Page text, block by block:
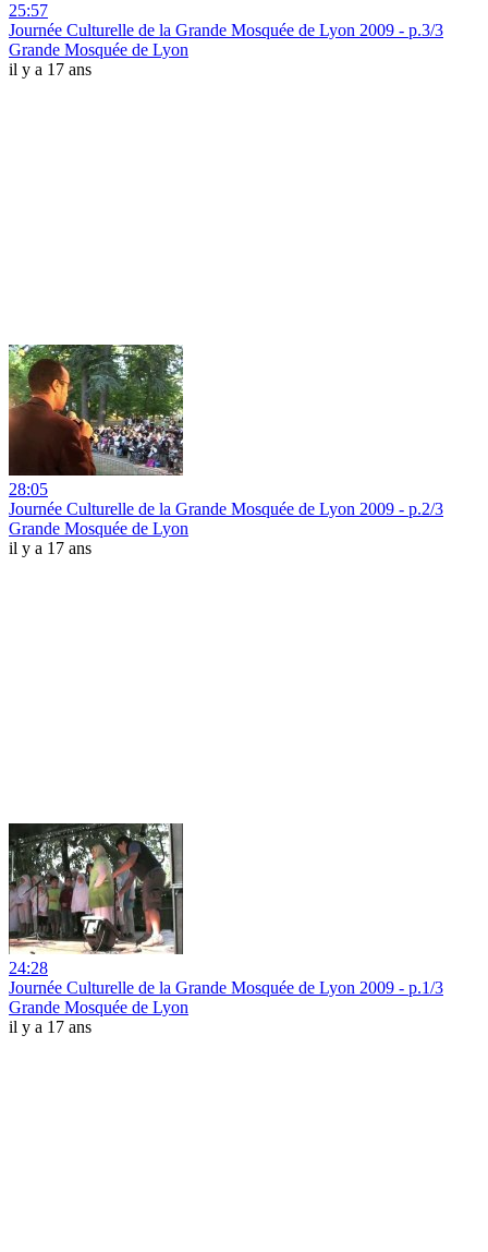
25:57
Journée Culturelle de la Grande Mosquée de Lyon 2009 - p.3/3
Grande Mosquée de Lyon
il y a 17 ans
28:05
Journée Culturelle de la Grande Mosquée de Lyon 2009 - p.2/3
Grande Mosquée de Lyon
il y a 17 ans
24:28
Journée Culturelle de la Grande Mosquée de Lyon 2009 - p.1/3
Grande Mosquée de Lyon
il y a 17 ans